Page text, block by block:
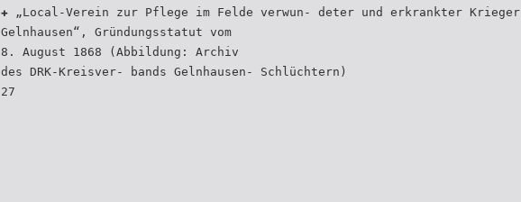
✚ „Local-Verein zur Pflege im Felde verwun- deter und erkrankter
Gelnhausen“, Gründungsstatut vom
8. August 1868 (Abbildung: Archiv
des DRK-Kreisver- bands Gelnhausen- Schlüchtern)
27